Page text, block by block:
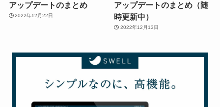
アップデートのまとめ
2022年12月22日
アップデートのまとめ（随
時更新中）
2022年12月13日